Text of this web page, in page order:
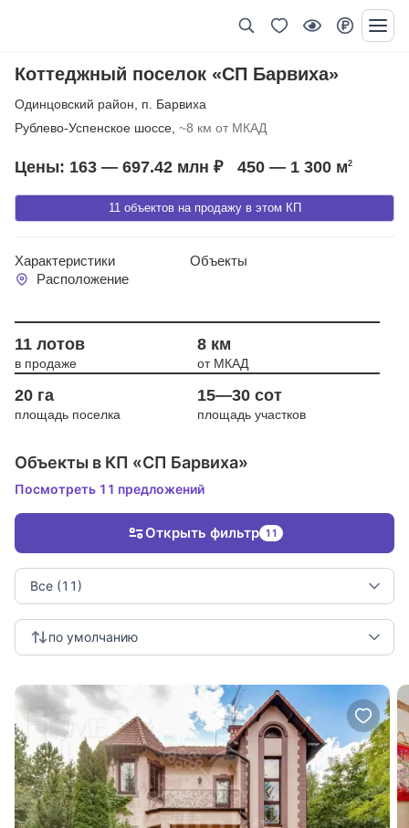
Коттеджный поселок «СП Барвиха»
Одинцовский район
п. Барвиха
Рублево-Успенское шоссе, ~8 км от МКАД
11 объектов на продажу в этом КП
Цены: 163 — 697.42 млн ₽ 450 — 1 300 м2
Характеристики
Объекты
Расположение
11 лотов
в продаже
8 км
от МКАД
20 га
площадь поселка
15—30 сот
площадь участков
Объекты в КП «СП Барвиха»
Посмотреть 11 предложений
Все (11)
по умолчанию
Открыть фильтр 11